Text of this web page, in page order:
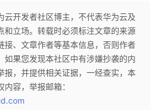
云开发者社区博主，不代表华为云及
和立场。转载时必须标注文章的来源
接、文章作者等基本信息，否则作者
如果您发现本社区中有涉嫌抄袭的内
报，并提供相关证据，一经查实，本
容，举报邮箱：